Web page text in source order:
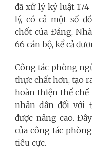
đã xử lý kỷ luật
lý, có cả một số
chốt của Đảng,
66 cán bộ, kể cả
Công tác phòng
thực chất hơn, tạo
hoàn thiện thể
nhân dân đối với
được nâng cao.
của công tác
tiêu cực.